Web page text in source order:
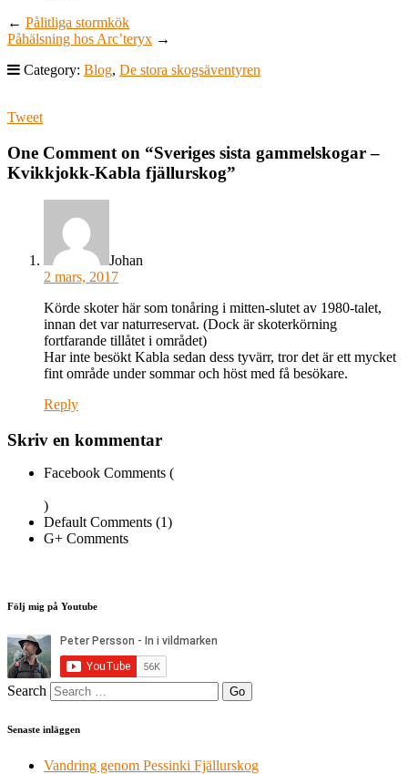
← Pålitliga stormkök
Påhälsning hos Arc’teryx →
Category: Blog, De stora skogsäventyren
Tweet
One Comment on “Sveriges sista gammelskogar –
Kvikkjokk-Kabla fjällurskog”
Johan
2 mars, 2017
Körde skoter här som tonåring i mitten-slutet av 1980-talet,
innan det var naturreservat. (Dock är skoterkörning
fortfarande tillåtet i området)
Har inte besökt Kabla sedan dess tyvärr, tror det är ett mycket
fint område under sommar och höst med få besökare.
Reply
Skriv en kommentar
Facebook Comments (
)
Default Comments (1)
G+ Comments
Följ mig på Youtube
Search
Senaste inläggen
Vandring genom Pessinki Fjällurskog